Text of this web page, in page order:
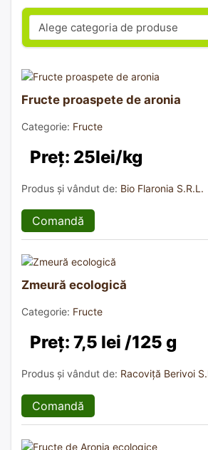
Fructe proaspete de aronia
Categorie: Fructe
Preț: 25lei/kg
Produs și vândut de: Bio Flaronia S.R.L.
Comandă
Zmeură ecologică
Categorie: Fructe
Preț: 7,5 lei /125 g
Produs și vândut de: Racoviță Berivoi
Comandă